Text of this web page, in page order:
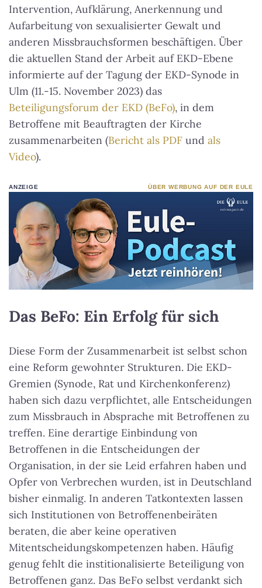
Intervention, Aufklärung, Anerkennung und
Aufarbeitung von sexualisierter Gewalt und
anderen Missbrauchsformen beschäftigen. Über
die aktuellen Stand der Arbeit auf EKD-Ebene
informierte auf der Tagung der EKD-Synode in
Ulm (11.-15. November 2023) das
Beteiligungsforum der EKD (BeFo), in dem
Betroffene mit Beauftragten der Kirche
zusammenarbeiten (Bericht als PDF und als
Video).
ANZEIGE ÜBER WERBUNG AUF DER EULE
Das BeFo: Ein Erfolg für sich
Diese Form der Zusammenarbeit ist selbst schon
eine Reform gewohnter Strukturen. Die EKD-
Gremien (Synode, Rat und Kirchenkonferenz)
haben sich dazu verpflichtet, alle Entscheidungen
zum Missbrauch in Absprache mit Betroffenen zu
treffen. Eine derartige Einbindung von
Betroffenen in die Entscheidungen der
Organisation, in der sie Leid erfahren haben und
Opfer von Verbrechen wurden, ist in Deutschland
bisher einmalig. In anderen Tatkontexten lassen
sich Institutionen von Betroffenenbeiräten
beraten, die aber keine operativen
Mitentscheidungskompetenzen haben. Häufig
genug fehlt die institionalisierte Beteiligung von
Betroffenen ganz. Das BeFo selbst verdankt sich